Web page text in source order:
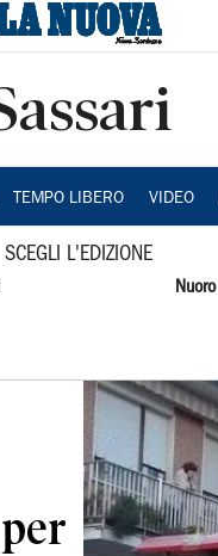
TEMPO LIBERO VIDEO
SCEGLI L'EDIZIONE
Nuoro